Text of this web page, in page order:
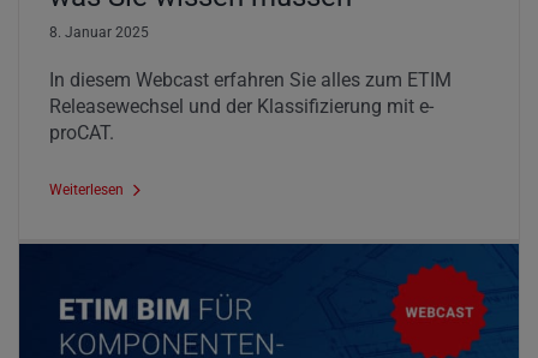
8. Januar 2025
In diesem Webcast erfahren Sie alles zum ETIM
Releasewechsel und der Klassifizierung mit e-
proCAT.
Weiterlesen